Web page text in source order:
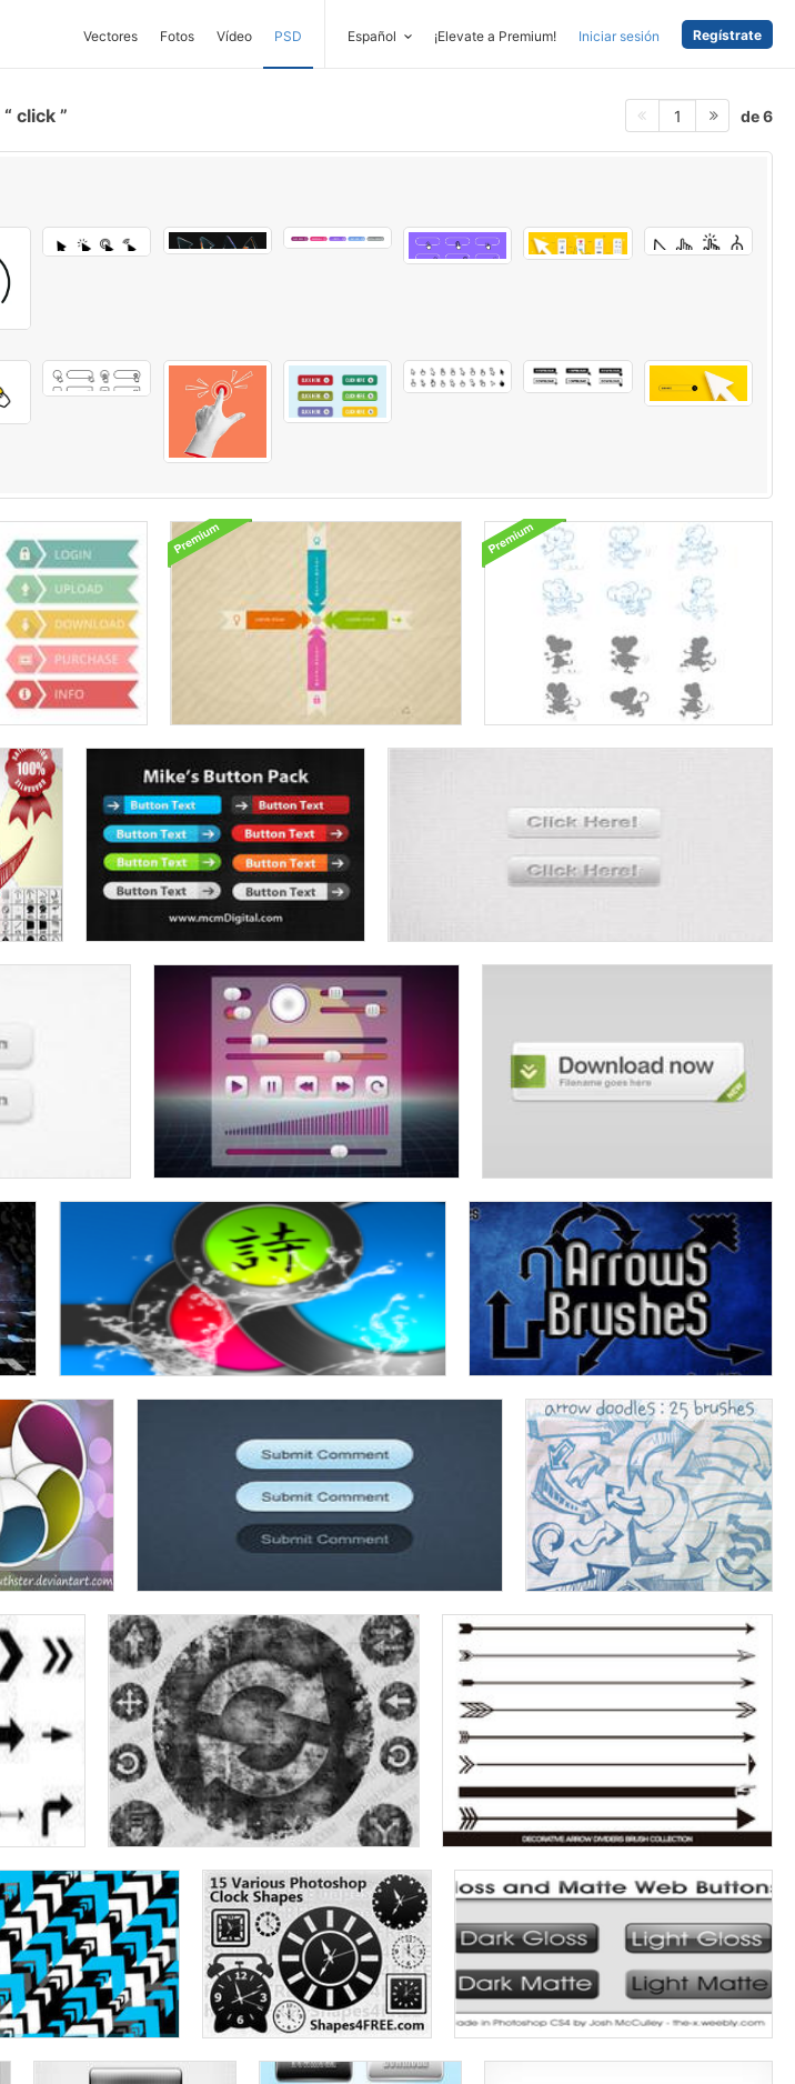
Vectores Fotos Vídeo PSD Español ¡Elevate a Premium! Iniciar sesión Regístrate
click 1 de 6